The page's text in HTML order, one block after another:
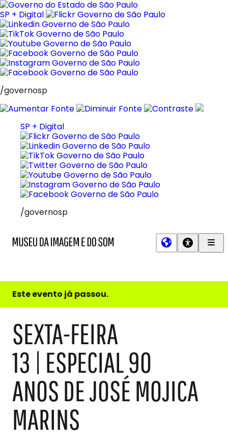
Pular
para
o
conteúdo
SP + Digital
/governosp
SP + Digital
/governosp
e
do
Este evento já passou.
SEXTA-FEIRA
13 | ESPECIAL 90
ANOS DE JOSÉ MOJICA
MARINS